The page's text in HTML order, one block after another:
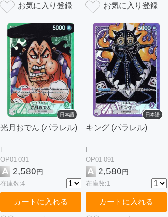
日本語
光月おでん (パラレル)
L
OP01-031
A 2,580円
在庫数:4
カートに入れる
日本語
キング (パラレル)
L
OP01-091
A 2,580円
在庫数:1
カートに入れる